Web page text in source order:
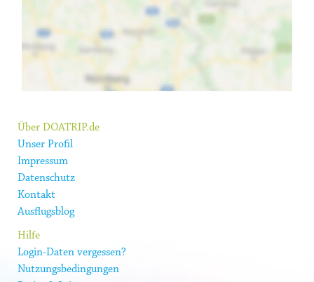
Über DOATRIP.de
Unser Profil
Impressum
Datenschutz
Kontakt
Ausflugsblog
Hilfe
Login-Daten vergessen?
Nutzungsbedingungen